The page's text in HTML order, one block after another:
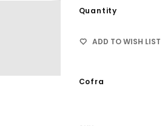
Quantity
ADD TO WISH LIST
Cofra